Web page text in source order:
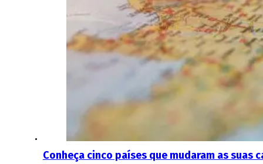
Conheça cinco países que mudaram as suas